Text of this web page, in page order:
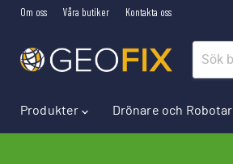
Om oss Våra butiker Kontakta oss
Produkter Drönare och Robotar